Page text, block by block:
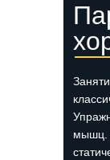
мышц.